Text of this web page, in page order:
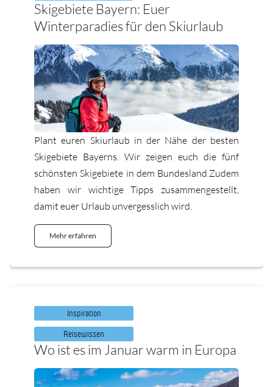
Skigebiete Bayern: Euer
Winterparadies für den Skiurlaub
Plant euren Skiurlaub in der Nähe der besten
Skigebiete Bayerns. Wir zeigen euch die fünf
schönsten Skigebiete in dem Bundesland.Zudem
haben wir wichtige Tipps zusammengestellt,
damit euer Urlaub unvergesslich wird.
Mehr erfahren
Inspiration
Reisewissen
Wo ist es im Januar warm in Europa